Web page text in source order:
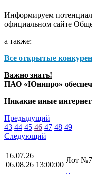
Информируем
официальном сайте
а также:
Все открытые
Важно знать!
ПАО «Юнипро»
Никакие иные
Предыдущий
43 44 45 46 47 48 49
Следующий
16.07.26
06.08.26 13:00:00
Лот №7